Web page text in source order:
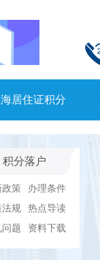
海居住证积分
积分落户
策
办理条件
规
热点导读
题
资料下载